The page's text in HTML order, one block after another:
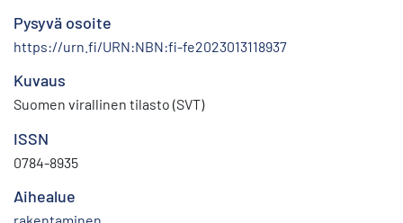
Pysyvä osoite
https://urn.fi/URN:NBN:fi-fe2023013118937
Kuvaus
Suomen virallinen tilasto (SVT)
ISSN
0784-8935
Aihealue